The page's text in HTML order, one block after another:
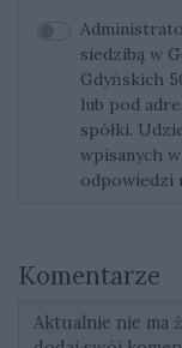
siedzibą w
Gdyńskich
lub pod
spółki.
wpisanych
odpowiedzi
Komentarze
Aktualnie nie ma